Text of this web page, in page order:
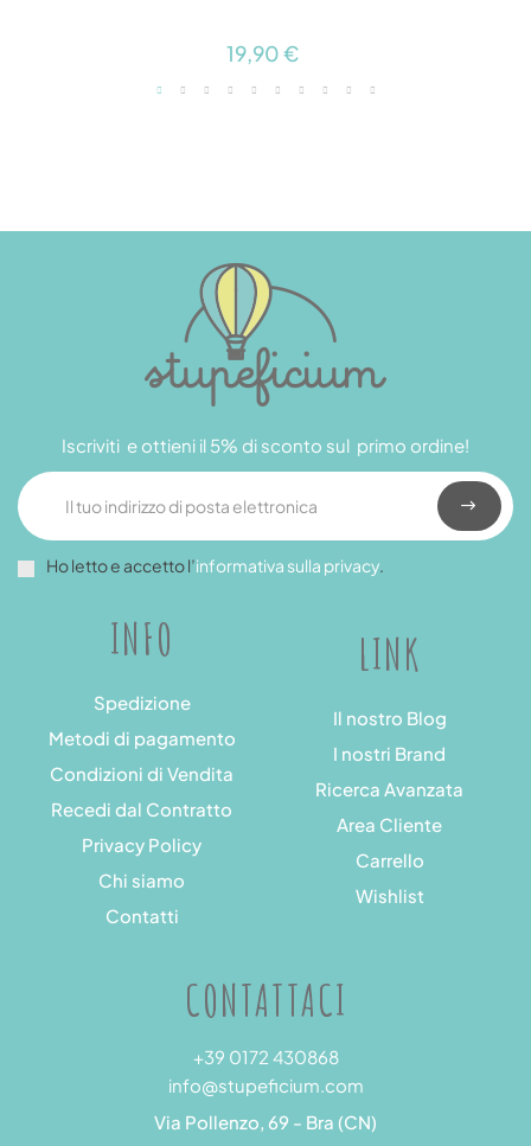
19,90 €
INFO
Spedizione
Metodi di pagamento
Condizioni di Vendita
Recedi dal Contratto
Privacy Policy
Chi siamo
Contatti
LINK
Il nostro Blog
I nostri Brand
Ricerca Avanzata
Area Cliente
Carrello
Wishlist
Iscriviti e ottieni il 5% di sconto sul primo ordine!
Ho letto e accetto l’informativa sulla privacy.
CONTATTACI
+39 0172 430868
info@stupeficium.com
Via Pollenzo, 69 - Bra (CN)